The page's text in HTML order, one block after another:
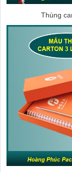
Thùng